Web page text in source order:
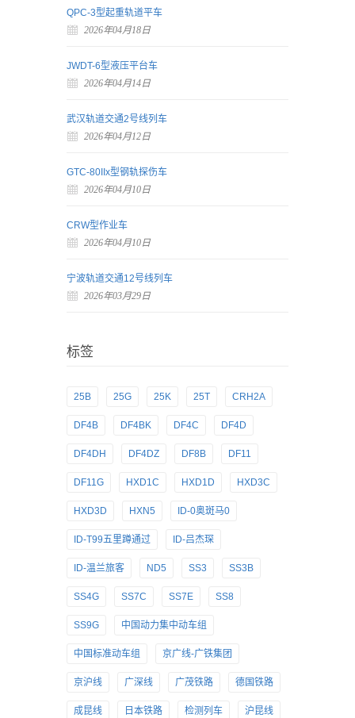
QPC-3型起重轨道平车
2026年04月18日
JWDT-6型液压平台车
2026年04月14日
武汉轨道交通2号线列车
2026年04月12日
GTC-80IIx型钢轨探伤车
2026年04月10日
CRW型作业车
2026年04月10日
宁波轨道交通12号线列车
2026年03月29日
标签
25B 25G 25K 25T CRH2A
DF4B DF4BK DF4C DF4D
DF4DH DF4DZ DF8B DF11
DF11G HXD1C HXD1D HXD3C
HXD3D HXN5 ID-0奥斑马0
ID-T99五里蹲通过 ID-吕杰琛
ID-温兰旅客 ND5 SS3 SS3B
SS4G SS7C SS7E SS8
SS9G 中国动力集中动车组
中国标准动车组 京广线-广铁集团
京沪线 广深线 广茂铁路 德国铁路
成昆线 日本铁路 检测列车 沪昆线